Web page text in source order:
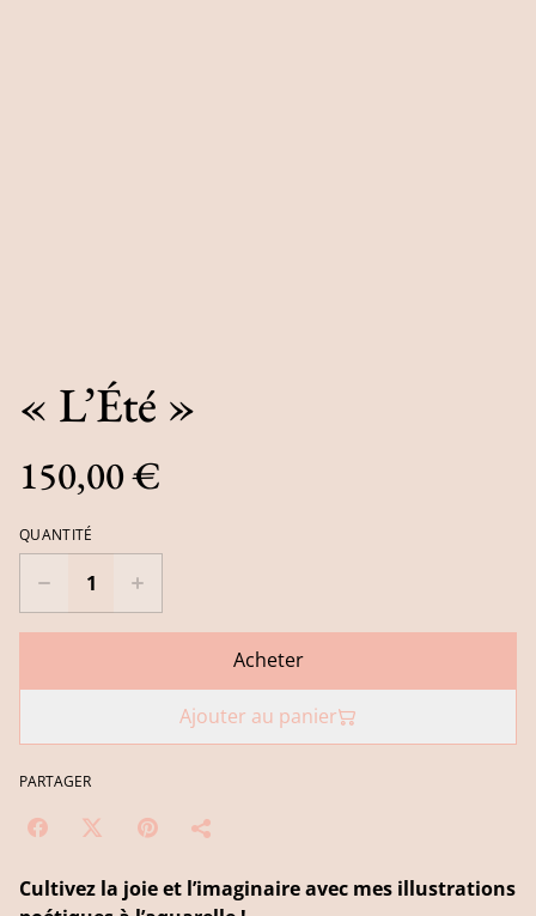
« L’Été »
150,00 €
QUANTITÉ
Acheter
Ajouter au panier
PARTAGER
Cultivez la joie et l’imaginaire avec mes illustrations